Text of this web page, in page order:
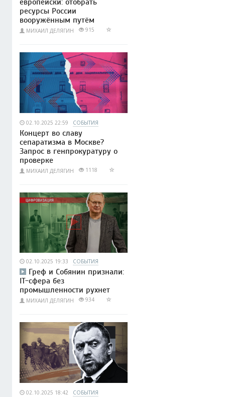
европейски: отобрать
ресурсы России
вооружённым путём
МИХАИЛ ДЕЛЯГИН 915
02.10.2025 22:59 СОБЫТИЯ
Концерт во славу
сепаратизма в Москве?
Запрос в генпрокуратуру о
проверке
МИХАИЛ ДЕЛЯГИН 1118
02.10.2025 19:33 СОБЫТИЯ
Греф и Собянин признали:
IT-сфера без
промышленности рухнет
МИХАИЛ ДЕЛЯГИН 934
02.10.2025 18:42 СОБЫТИЯ